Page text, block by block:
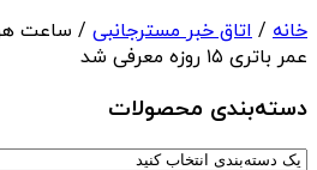
خانه / اتاق خبر مسترجانبی
عمر باتری ۱۵ روزه معرفی شد
دسته‌بندی‌ محصولات